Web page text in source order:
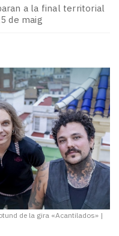
a la final territorial
de maig
de la gira «Acantilados» |